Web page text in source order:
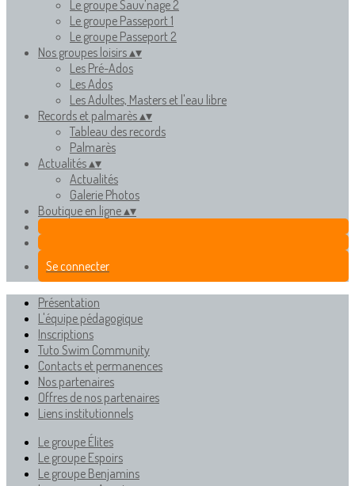
Le groupe Sauv'nage 2
Le groupe Passeport 1
Le groupe Passeport 2
Nos groupes loisirs▴▾
Les Pré-Ados
Les Ados
Les Adultes, Masters et l'eau libre
Records et palmarès▴▾
Tableau des records
Palmarès
Actualités▴▾
Actualités
Galerie Photos
Boutique en ligne▴▾
Se connecter
Présentation
L'équipe pédagogique
Inscriptions
Tuto Swim Community
Contacts et permanences
Nos partenaires
Offres de nos partenaires
Liens institutionnels
Le groupe Élites
Le groupe Espoirs
Le groupe Benjamins